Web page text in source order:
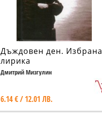
Дъждовен ден. Избрана
лирика
Дмитрий Мизгулин
6.14 € / 12.01 ЛВ.